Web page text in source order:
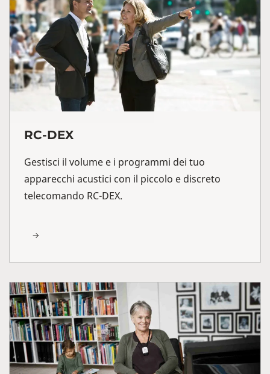
RC-DEX
Gestisci il volume e i programmi dei tuo
apparecchi acustici con il piccolo e discreto
telecomando RC-DEX.